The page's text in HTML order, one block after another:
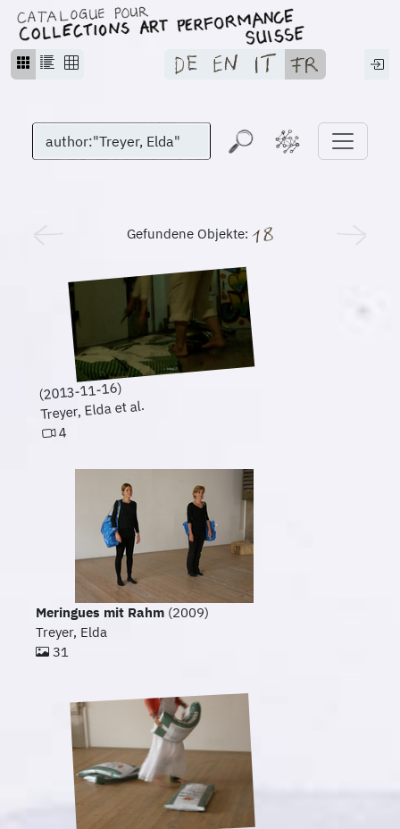
Gefundene Objekte:
(2013-11-16)
Treyer, Elda et al.
4
Meringues mit Rahm (2009)
Treyer, Elda
31